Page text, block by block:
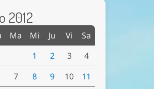
2012
Ma Mi Ju Vi
Sa
1
2 3
4
7 8 9 10
11